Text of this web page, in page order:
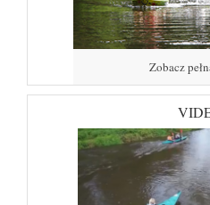
Zobacz